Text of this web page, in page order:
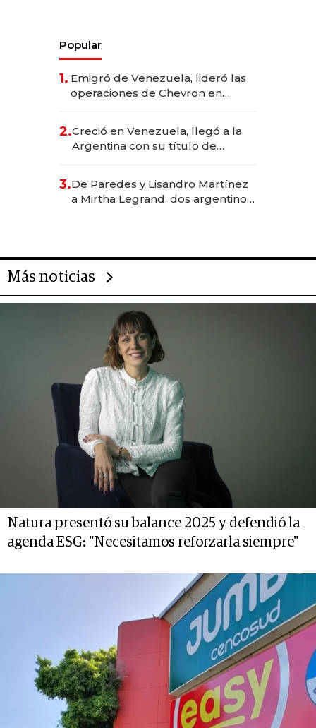
Popular
1. Emigró de Venezuela, lideró las
operaciones de Chevron en
2.Creció en Venezuela, llegó a la
Argentina con su título de
las marcas "fast premium"
3.De Paredes y Lisandro Martínez
a Mirtha Legrand: dos argentinos
Más noticias
Natura presentó su balance 2025 y defendió la
agenda ESG: "Necesitamos reforzarla siempre"